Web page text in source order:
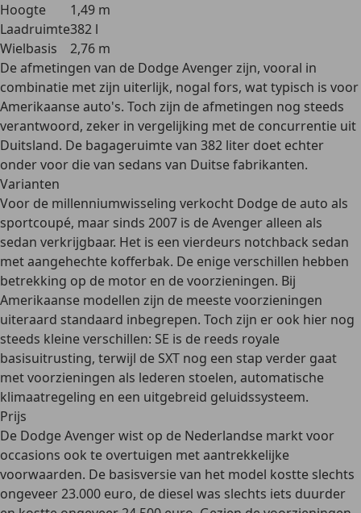
Hoogte
1,49 m
Laadruimte382 l
Wielbasis
2,76 m
De afmetingen van de Dodge Avenger zijn, vooral in
combinatie met zijn uiterlijk, nogal fors, wattypisch is voor
Amerikaanse auto's. Toch zijn de afmetingen nog steeds
verantwoord, zeker in vergelijking met de concurrentie uit
Duitsland. De bagageruimte van 382 liter doet echter
onder voor die van sedans van Duitse fabrikanten.
Varianten
Voor de millenniumwisseling verkocht Dodge de auto als
sportcoupé, maar sinds 2007 is de Avenger alleen als
sedan verkrijgbaar. Het is een vierdeurs notchback sedan
met aangehechte kofferbak. De enige verschillen hebben
betrekking op de motor en de voorzieningen. Bij
Amerikaanse modellen zijn de meeste voorzieningen
uiteraard standaard inbegrepen. Toch zijn er ook hier nog
steeds kleine verschillen: SE is de reeds royale
basisuitrusting, terwijl de SXT nog een stap verder gaat
met voorzieningen als lederen stoelen, automatische
klimaatregeling en een uitgebreid geluidssysteem.
Prijs
De Dodge Avenger wist op de Nederlandse markt voor
occasions ook te overtuigen met aantrekkelijke
voorwaarden. De basisversie van het model kostte slechts
ongeveer 23.000 euro, de diesel was slechts iets duurder